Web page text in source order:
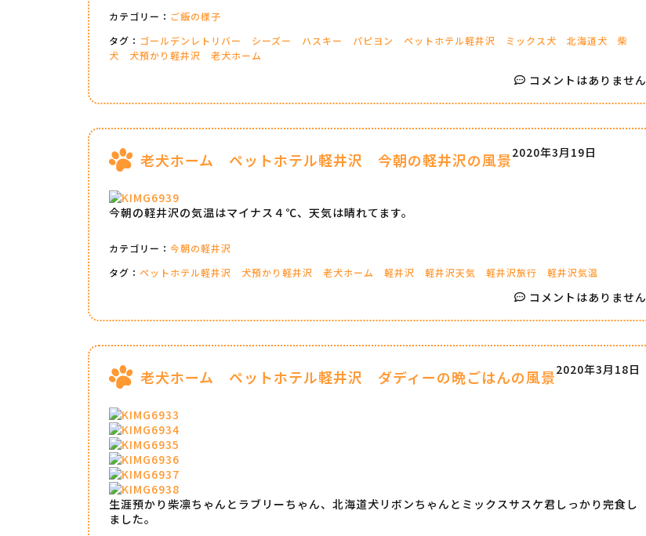
カテゴリー： ご飯の様子
タグ： ゴールデンレトリバー シーズー ハスキー パピヨン ペットホテル軽井沢 ミックス犬 北海道犬
柴
犬
犬預かり軽井沢 老犬ホーム
コメントはありません
老犬ホーム ペットホテル軽井沢 今朝の軽井沢の風景2020年3月19日
今朝の軽井沢の気温はマイナス４℃、天気は晴れてます。
カテゴリー： 今朝の軽井沢
タグ： ペットホテル軽井沢 犬預かり軽井沢 老犬ホーム 軽井沢 軽井沢天気 軽井沢旅行 軽井沢気温
コメントはありません
老犬ホーム ペットホテル軽井沢 ダディーの晩ごはんの風景2020年3月18日
生涯預かり柴凛ちゃんとラブリーちゃん、北海道犬リボンちゃんとミックスサスケ君しっかり完食し
ました。